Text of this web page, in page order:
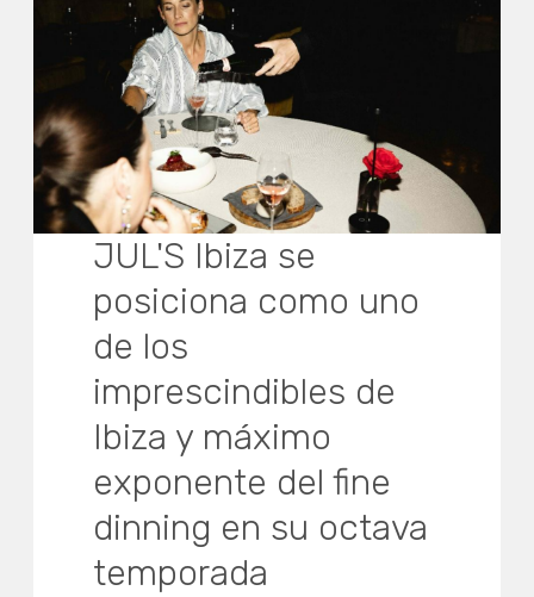
JUL'S Ibiza se
posiciona como uno
de los
imprescindibles de
Ibiza y máximo
exponente del fine
dinning en su octava
temporada